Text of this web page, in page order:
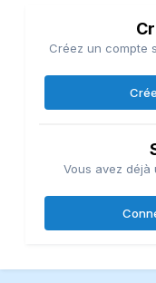
Créez un compte
Vous avez déjà